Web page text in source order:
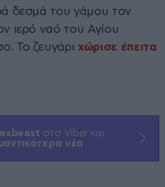
δεσμά του γάμου τον
ιερό ναό του Αγίου
To ζευγάρι χώρισε έπειτα
στο Viber και
νέα